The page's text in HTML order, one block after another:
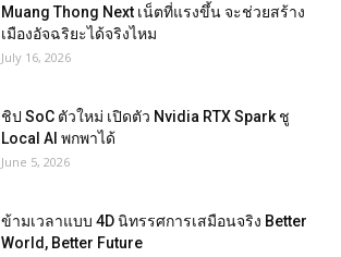
Muang Thong Next เน็ตที่แรงขึ้น จะช่วยสร้าง
เมืองอัจฉริยะได้จริงไหม
July 16, 2026
ชิป SoC ตัวใหม่ เปิดตัว Nvidia RTX Spark ชู
Local AI พกพาได้
June 5, 2026
ข้ามเวลาแบบ 4D นิทรรศการเสมือนจริง Better
World, Better Future